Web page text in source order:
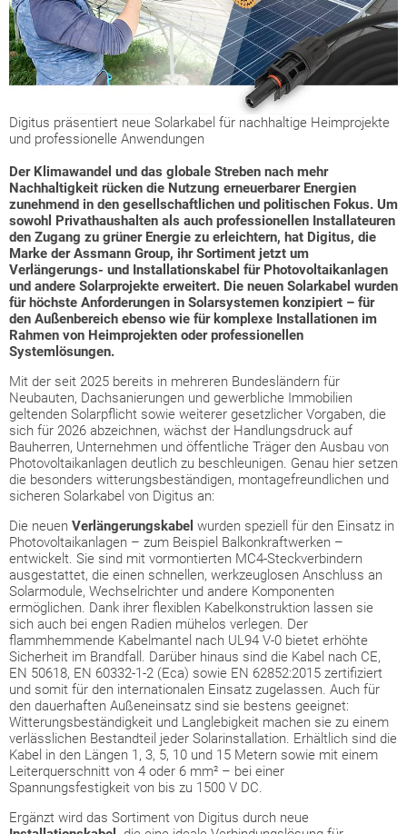
Digitus präsentiert neue Solarkabel für nachhaltige Heimprojekte
und professionelle Anwendungen
Der Klimawandel und das globale Streben nach mehr
Nachhaltigkeit rücken die Nutzung erneuerbarer Energien
zunehmend in den gesellschaftlichen und politischen Fokus. Um
sowohl Privathaushalten als auch professionellen Installateuren
den Zugang zu grüner Energie zu erleichtern, hat Digitus, die
Marke der Assmann Group, ihr Sortiment jetzt um
Verlängerungs- und Installationskabel für Photovoltaikanlagen
und andere Solarprojekte erweitert. Die neuen Solarkabel wurden
für höchste Anforderungen in Solarsystemen konzipiert – für
den Außenbereich ebenso wie für komplexe Installationen im
Rahmen von Heimprojekten oder professionellen
Systemlösungen.
Mit der seit 2025 bereits in mehreren Bundesländern für
Neubauten, Dachsanierungen und gewerbliche Immobilien
geltenden Solarpflicht sowie weiterer gesetzlicher Vorgaben, die
sich für 2026 abzeichnen, wächst der Handlungsdruck auf
Bauherren, Unternehmen und öffentliche Träger den Ausbau von
Photovoltaikanlagen deutlich zu beschleunigen. Genau hier setzen
die besonders witterungsbeständigen, montagefreundlichen und
sicheren Solarkabel von Digitus an:
Die neuen Verlängerungskabel wurden speziell für den Einsatz in
Photovoltaikanlagen – zum Beispiel Balkonkraftwerken –
entwickelt. Sie sind mit vormontierten MC4-Steckverbindern
ausgestattet, die einen schnellen, werkzeuglosen Anschluss an
Solarmodule, Wechselrichter und andere Komponenten
ermöglichen. Dank ihrer flexiblen Kabelkonstruktion lassen sie
sich auch bei engen Radien mühelos verlegen. Der
flammhemmende Kabelmantel nach UL94 V-0 bietet erhöhte
Sicherheit im Brandfall. Darüber hinaus sind die Kabel nach CE,
EN 50618, EN 60332-1-2 (Eca) sowie EN 62852:2015 zertifiziert
und somit für den internationalen Einsatz zugelassen. Auch für
den dauerhaften Außeneinsatz sind sie bestens geeignet:
Witterungsbeständigkeit und Langlebigkeit machen sie zu einem
verlässlichen Bestandteil jeder Solarinstallation. Erhältlich sind die
Kabel in den Längen 1, 3, 5, 10 und 15 Metern sowie mit einem
Leiterquerschnitt von 4 oder 6 mm² – bei einer
Spannungsfestigkeit von bis zu 1500 V DC.
Ergänzt wird das Sortiment von Digitus durch neue